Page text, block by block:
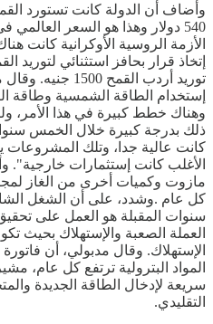
540 دولار وهذا هو السعر العالمي
الأزمة الروسية الأوكرانية كانت
توريد أردب القمح
إستخدام الطاقة الشمسية وطاقة
وهناك خطط كبيرة في هذا الأمر،
ذلك بدرجة كبيرة خلال الخمس
كانت عالية جدا، وتلك المشروعات
الأغلب كانت إستثمارات خارجية".
مازوت وكميات أخرى من الغاز
كل عام .وشدد، على أن الشغل
سنوات المقبلة هو العمل على
العملة الصعبة والإستهلاك بحيث
الإستهلاك. وقال مدبولي، أن
المواد البترولية ترتفع كل عام،
سريعة لإدخال الطاقة الجديدة
التقليدي.